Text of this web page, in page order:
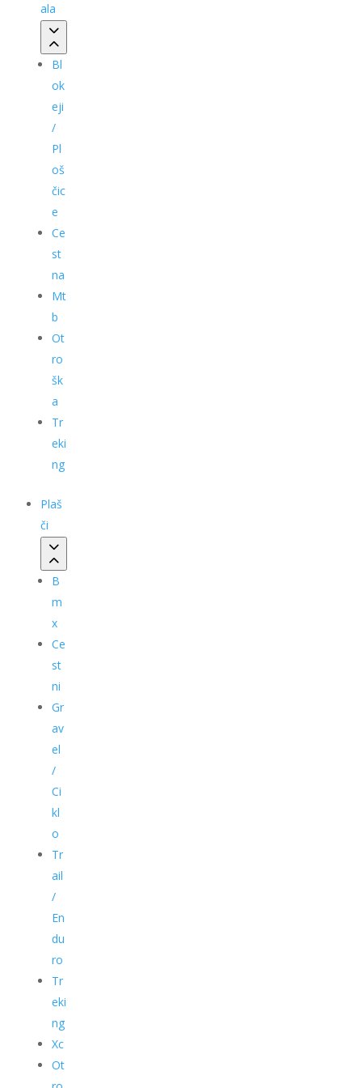
ala
Bl
ok
eji
/
Pl
oš
čic
e
Ce
st
na
Mt
b
Ot
ro
šk
a
Tr
eki
ng
Plaš
či
B
m
x
Ce
st
ni
Gr
av
el
/
Ci
kl
o
Tr
ail
/
En
du
ro
Tr
eki
ng
Xc
Ot